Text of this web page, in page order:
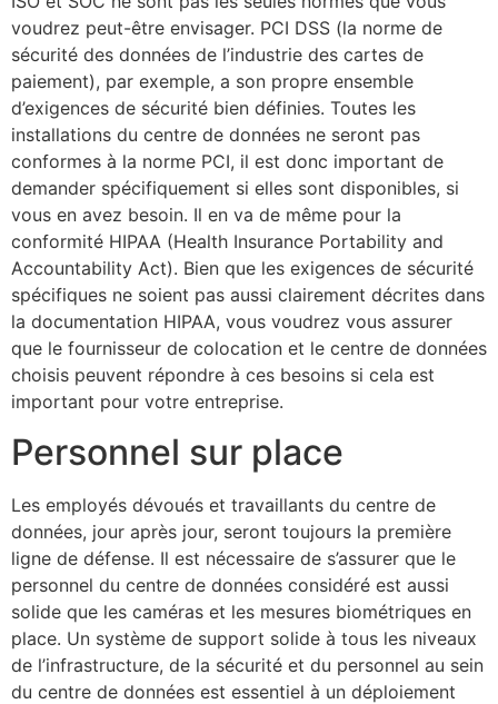
voudrez peut-être envisager. PCI DSS (la norme de
sécurité des données de l’industrie des cartes de
paiement), par exemple, a son propre ensemble
d’exigences de sécurité bien définies. Toutes les
installations du centre de données ne seront pas
conformes à la norme PCI, il est donc important de
demander spécifiquement si elles sont disponibles, si
vous en avez besoin. Il en va de même pour la
conformité HIPAA (Health Insurance Portability and
Accountability Act). Bien que les exigences de sécurité
spécifiques ne soient pas aussi clairement décrites dans
la documentation HIPAA, vous voudrez vous assurer
que le fournisseur de colocation et le centre de données
choisis peuvent répondre à ces besoins si cela est
important pour votre entreprise.
Personnel sur place
Les employés dévoués et travaillants du centre de
données, jour après jour, seront toujours la première
ligne de défense. Il est nécessaire de s’assurer que le
personnel du centre de données considéré est aussi
solide que les caméras et les mesures biométriques en
place. Un système de support solide à tous les niveaux
de l’infrastructure, de la sécurité et du personnel au sein
du centre de données est essentiel à un déploiement